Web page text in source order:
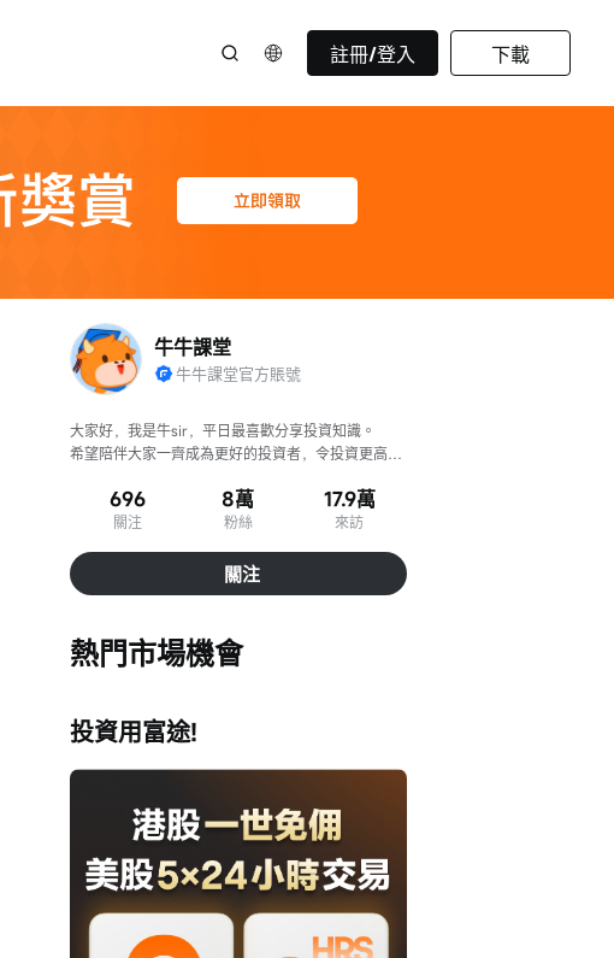
註冊/登入 下載
牛牛課堂
牛牛課堂官方賬號
大家好，我是牛sir，平日最喜歡分享投資知識。
希望陪伴大家一齊成為更好的投資者，令投資更高
696
關注
8萬
粉絲
17.9萬
來訪
關注
熱門市場機會
投資用富途!